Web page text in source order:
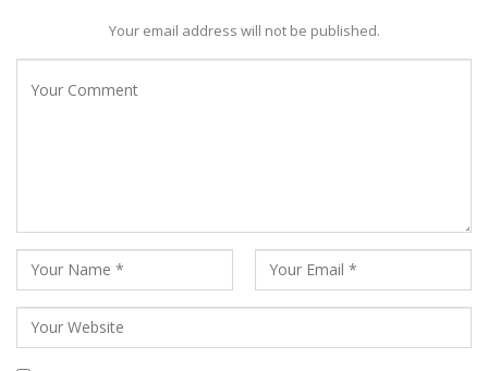
Your email address will not be published.